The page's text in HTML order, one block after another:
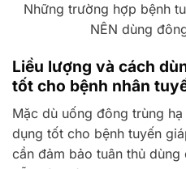
Những trường hợp bệnh
NÊN dùng
Liều lượng và cách
tốt cho bệnh nhân
Mặc dù uống đông trùng
dụng tốt cho bệnh tuyến
cần đảm bảo tuân thủ